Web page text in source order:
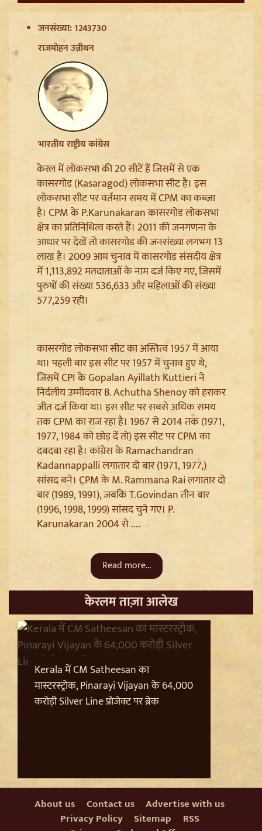
Ladakh Formation Day: शांति और विकास की नई ऊंचाइयों
पर लद्दाख, LG ने PM Modi और Amit Shah का जताया
Trisha Krishnan पर टिप्पणी मामले में Udhayanidhi Stalin
Arrest, जानें चेन्नई पुलिस ने कौन सी धाराएं लगाईं
Jantar Mantar से अदालत तक: Brij Bhushan के खिलाफ
यौन उत्पीड़न मामले में Legal Battle का अंत
Sanjay Raut on Ram Mandir: 'राम के नाम पर लूट हो रही',
चढ़ावा चोरी के मुद्दे पर Shiv Sena UBT का हमला
Pappu Yadav और Rahul Gandhi की बढ़ी मुश्किलें,
Parliament में संतों का वेश धरने पर Varanasi में FIR की मांग
जनसंख्या: 1243730
राजमोहन उन्नीथन
भारतीय राष्ट्रीय कांग्रेस
केरल में लोकसभा की 20 सीटें हैं जिसमें से एक
कासरगोड (Kasaragod) लोकसभा सीट है। इस
लोकसभा सीट पर वर्तमान समय में CPM का कब्जा
है। CPM के P.Karunakaran कासरगोड लोकसभा
क्षेत्र का प्रतिनिधित्व करते हैं। 2011 की जनगणना के
आधार पर देखें तो कासरगोड की जनसंख्या लगभग 13
लाख है। 2009 आम चुनाव में कासरगोड संसदीय क्षेत्र
में 1,113,892 मतदाताओं के नाम दर्ज किए गए, जिसमें
पुरुषों की संख्या 536,633 और महिलाओं की संख्या
577,259 रही।
कासरगोड लोकसभा सीट का अस्तित्व 1957 में आया
था। पहली बार इस सीट पर 1957 में चुनाव हुए थे,
जिसमें CPI के Gopalan Ayillath Kuttieri ने
निर्दलीय उम्मीदवार B. Achutha Shenoy को हराकर
जीत दर्ज किया था। इस सीट पर सबसे अधिक समय
तक CPM का राज रहा है। 1967 से 2014 तक (1971,
1977, 1984 को छोड़ दें तो) इस सीट पर CPM का
दबदबा रहा है। कांग्रेस के Ramachandran
Kadannappalli लगातार दो बार (1971, 1977,)
सांसद बने। CPM के M. Rammana Rai लगातार दो
बार (1989, 1991), जबकि T.Govindan तीन बार
(1996, 1998, 1999) सांसद चुने गए। P.
Karunakaran 2004 से ....
Read more...
केरलम ताज़ा आलेख
Kerala में CM Satheesan का
मास्टरस्ट्रोक, Pinarayi Vijayan के 64,000
करोड़ी Silver Line प्रोजेक्ट पर ब्रेक
About us Contact us
Advertise with us
Privacy Policy
Sitemap
RSS